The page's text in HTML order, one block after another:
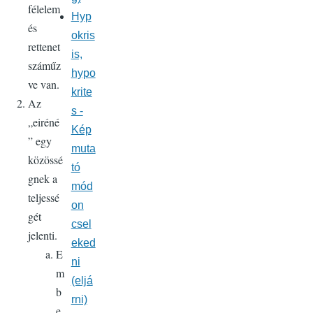
félelem
és
rettenet
száműz
ve van.
Az
„eiréné
” egy
közössé
gnek a
teljessé
gét
jelenti.
E
m
b
Hyp
okris
is,
hypo
krite
s -
Kép
muta
tó
mód
on
csel
eked
ni
(eljá
rni)